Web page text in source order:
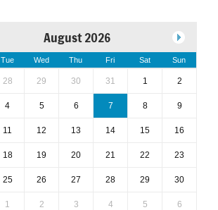
August 2026
Tue Wed Thu Fri Sat Sun
28 29 30 31 1 2
4 5 6 7 8 9
11 12 13 14 15 16
18 19 20 21 22 23
25 26 27 28 29 30
1 2 3 4 5 6